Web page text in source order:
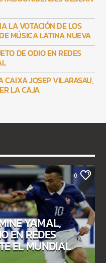
LA VOTACIÓN DE LOS
MÚSICA LATINA NUEVA
DE ODIO EN REDES
CAIXA JOSEP VILARASAU,
LA CAJA
0
YAMAL,
EN REDES
EL MUNDIAL